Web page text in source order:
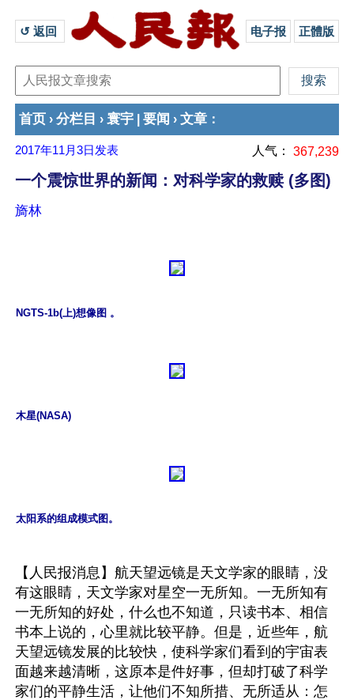
↺ 返回 电子报 正體版
首页 › 分栏目 › 寰宇 要闻 › 文章 ：
2017年11月3日 发表 人气： 367,239
一个震惊世界的新闻：对科学家的救赎 (多图)
旖林
NGTS-1b(上)想像图 。
木星(NASA)
太阳系的组成模式图。
【人民报消息】航天望远镜是天文学家的眼睛，没
有这眼睛，天文学家对星空一无所知。一无所知有
一无所知的好处，什么也不知道，只读书本、相信
书本上说的，心里就比较平静。但是，近些年，航
天望远镜发展的比较快，使科学家们看到的宇宙表
面越来越清晰，这原本是件好事，但却打破了科学
家们的平静生活，让他们不知所措、无所适从：怎